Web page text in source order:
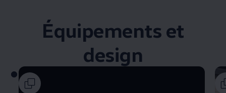
Équipements et
design